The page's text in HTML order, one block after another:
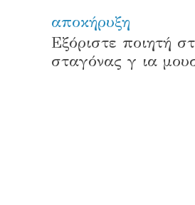
αποκήρυξη
Εξόριστε ποιητή
σταγόνας γ ια